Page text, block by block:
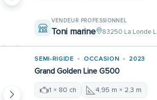
VENDEUR PROFESSIONNEL
Toni marine 83250 La Londe
SEMI-RIGIDE OCCASION 2023
Grand Golden Line G500
1 × 80 ch 4,95 m × 2,3 m